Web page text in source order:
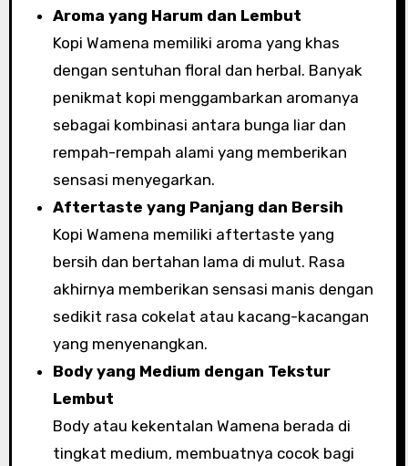
Aroma yang Harum dan Lembut
Kopi Wamena memiliki aroma yang khas
dengan sentuhan floral dan herbal. Banyak
penikmat kopi menggambarkan aromanya
sebagai kombinasi antara bunga liar dan
rempah-rempah alami yang memberikan
sensasi menyegarkan.
Aftertaste yang Panjang dan Bersih
Kopi Wamena memiliki aftertaste yang
bersih dan bertahan lama di mulut. Rasa
akhirnya memberikan sensasi manis dengan
sedikit rasa cokelat atau kacang-kacangan
yang menyenangkan.
Body yang Medium dengan Tekstur
Lembut
Body atau kekentalan Wamena berada di
tingkat medium, membuatnya cocok bagi